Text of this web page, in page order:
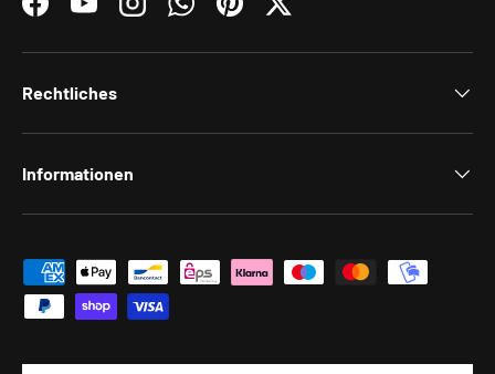
FacebookYouTubeInstagramWhatsAppPinterestTwitter
Rechtliches
Informationen
Zahlungsmethoden